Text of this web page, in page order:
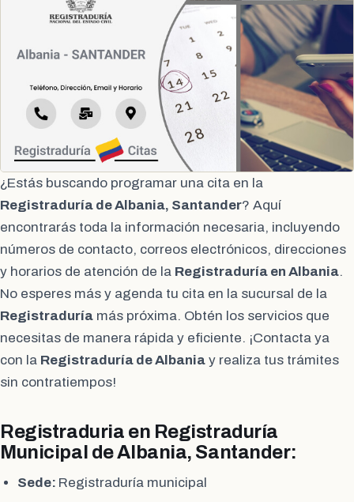
¿Estás buscando programar una cita en la
Registraduría de Albania, Santander? Aquí
encontrarás toda la información necesaria, incluyendo
números de contacto, correos electrónicos, direcciones
y horarios de atención de la Registraduría en Albania.
No esperes más y agenda tu cita en la sucursal de la
Registraduría más próxima. Obtén los servicios que
necesitas de manera rápida y eficiente. ¡Contacta ya
con la Registraduría de Albania y realiza tus trámites
sin contratiempos!
Registraduria en Registraduría
Municipal de Albania, Santander:
Sede: Registraduría municipal